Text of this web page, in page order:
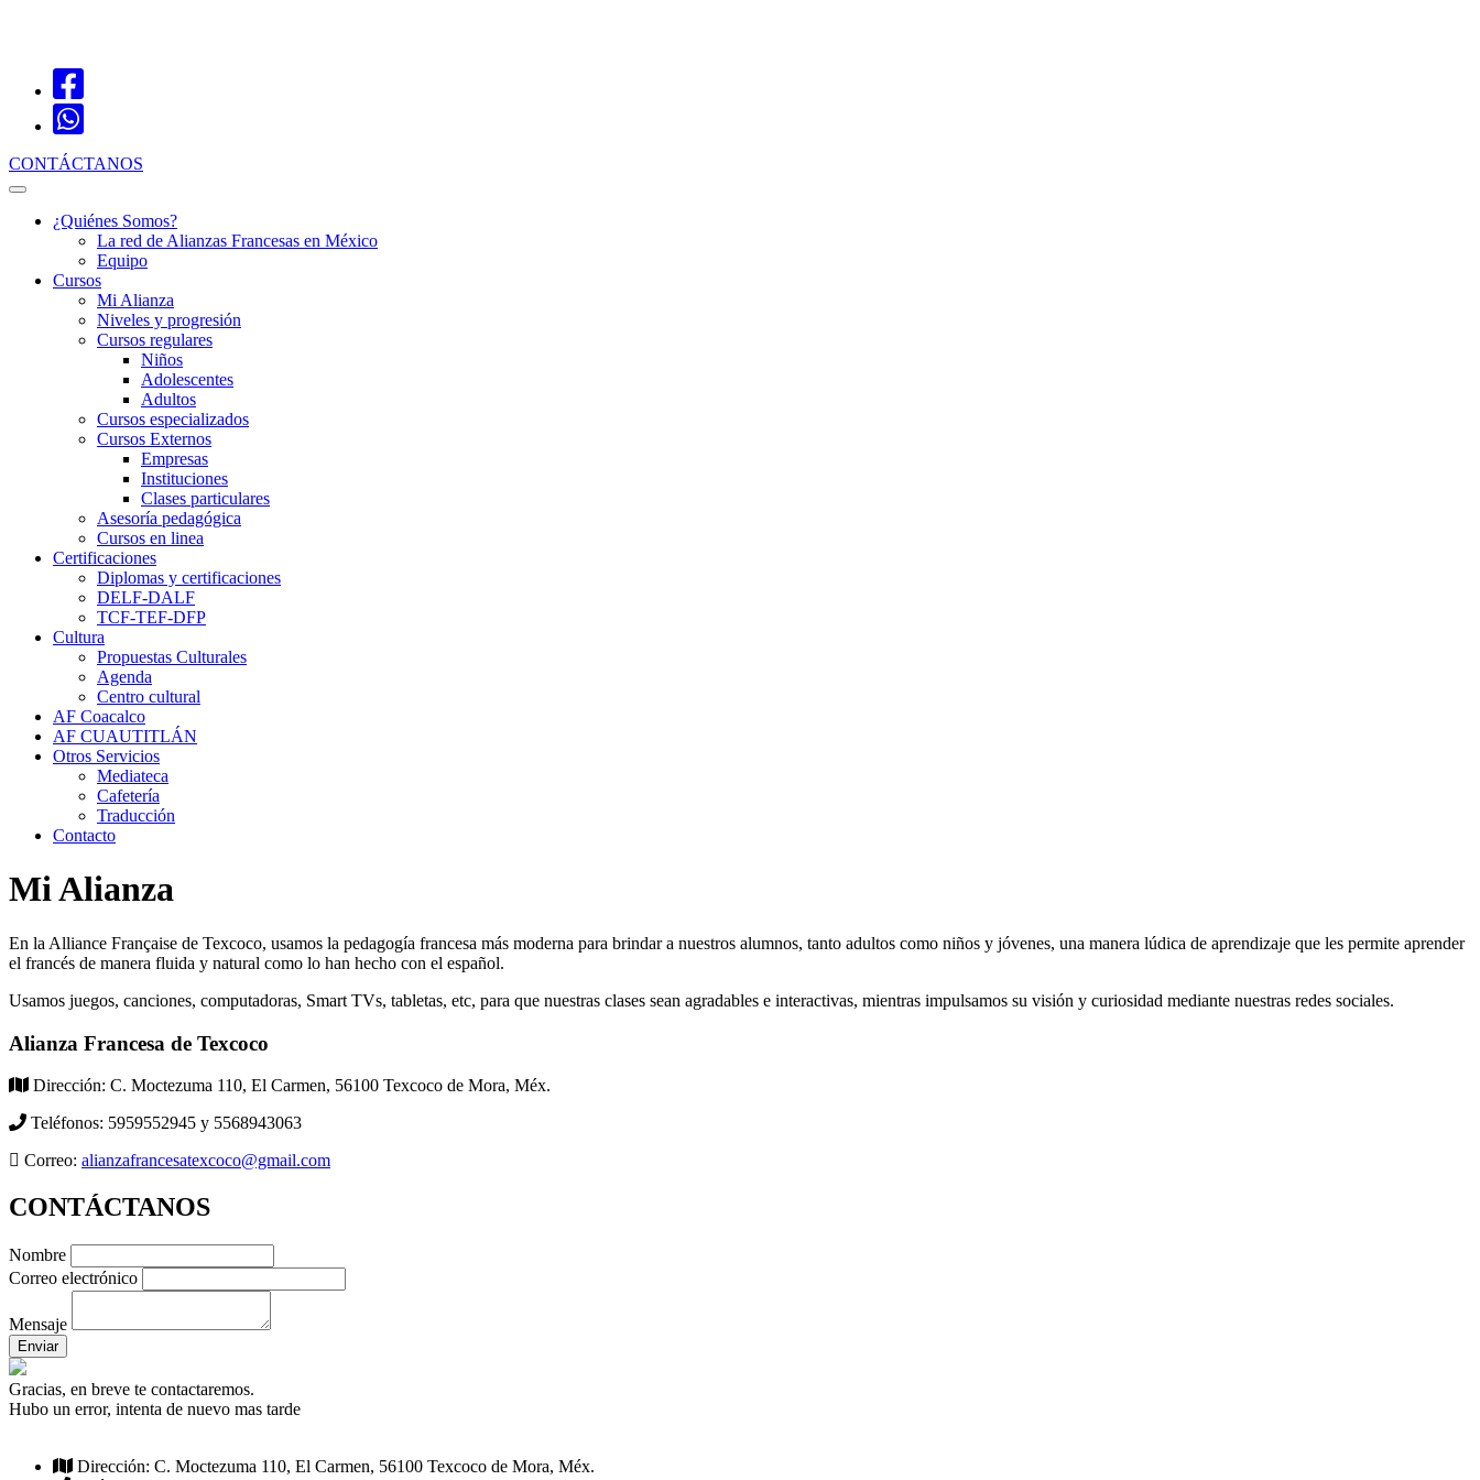
CONTÁCTANOS
¿Quiénes Somos?
La red de Alianzas Francesas en México
Equipo
Cursos
Mi Alianza
Niveles y progresión
Cursos regulares
Niños
Adolescentes
Adultos
Cursos especializados
Cursos Externos
Empresas
Instituciones
Clases particulares
Asesoría pedagógica
Cursos en linea
Certificaciones
Diplomas y certificaciones
DELF-DALF
TCF-TEF-DFP
Cultura
Propuestas Culturales
Agenda
Centro cultural
AF Coacalco
AF CUAUTITLÁN
Otros Servicios
Mediateca
Cafetería
Traducción
Contacto
Mi Alianza
En la Alliance Française de Texcoco, usamos la pedagogía francesa más moderna para brindar a nuestros alumnos, tanto adultos como niños y jóvenes, una manera lúdica de aprendizaje que les permite aprender
el francés de manera fluida y natural como lo han hecho con el español.
Usamos juegos, canciones, computadoras, Smart TVs, tabletas, etc, para que nuestras clases sean agradables e interactivas, mientras impulsamos su visión y curiosidad mediante nuestras redes sociales.
Alianza Francesa de Texcoco
Dirección: C. Moctezuma 110, El Carmen, 56100 Texcoco de Mora, Méx.
Teléfonos: 5959552945 y 5568943063
Correo: alianzafrancesatexcoco@gmail.com
CONTÁCTANOS
Nombre
Correo electrónico
Mensaje
Enviar
Gracias, en breve te contactaremos.
Hubo un error, intenta de nuevo mas tarde
Dirección: C. Moctezuma 110, El Carmen, 56100 Texcoco de Mora, Méx.